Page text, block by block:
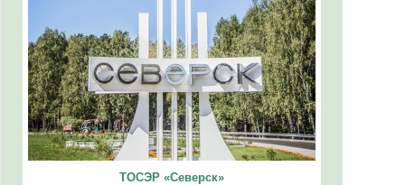
ТОСЭР «Северск»